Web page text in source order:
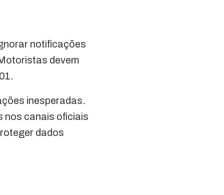
notificações
devem
inesperadas.
nos canais oficiais
dados